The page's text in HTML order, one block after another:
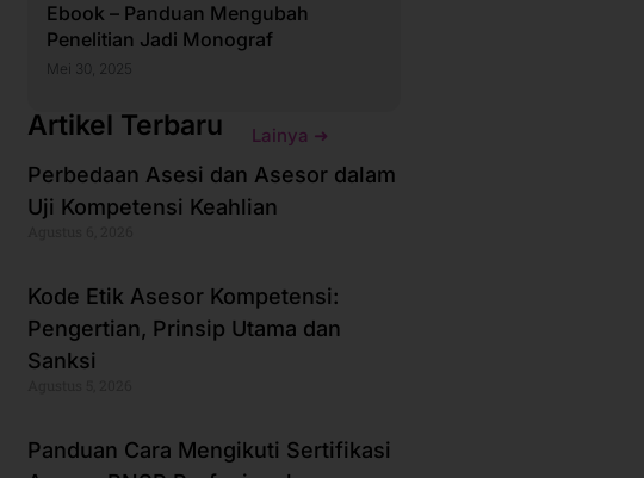
Ebook – Panduan Mengubah
Penelitian Jadi Monograf
Mei 30, 2025
Artikel Terbaru Lainya ➜
Perbedaan Asesi dan Asesor dalam
Uji Kompetensi Keahlian
Kode Etik Asesor Kompetensi:
Pengertian, Prinsip Utama dan
Sanksi
Panduan Cara Mengikuti Sertifikasi